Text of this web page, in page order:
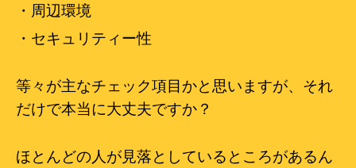
・周辺環境
・セキュリティー性
等々が主なチェック項目かと思いますが、それ
だけで本当に大丈夫ですか？
ほとんどの人が見落としているところがあるん